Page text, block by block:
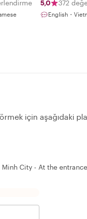
5,0 372
English・
için aşağıdaki
City - At the